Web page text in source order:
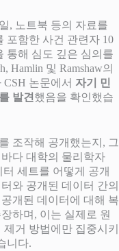
, 노트북 등의 자료를
포함한 사건 관련자 10
통해 심도 깊은 심의를
Hamlin 및 Ramshaw의
논문에서 자기 민
발견 했음을 확인했습
조작해 공개했는지, 그
다 대학의 물리학자
터 세트를 어떻게 공개
와 공개된 데이터 간의
개된 데이터에 대해 복
하며, 이는 실제로 원
거 방법에만 집중시키
니다.